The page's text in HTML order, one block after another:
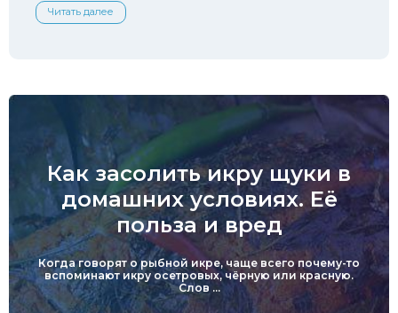
Читать далее
Как засолить икру щуки в
домашних условиях. Её
польза и вред
Когда говорят о рыбной икре, чаще всего почему-то
вспоминают икру осетровых, чёрную или красную.
Слов ...